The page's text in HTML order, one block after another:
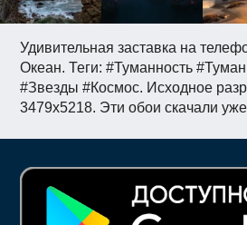
Удивительная заставка на
Океан. Теги: #Туманность
#Звезды #Космос. Исходное
3479x5218. Эти обои скачали